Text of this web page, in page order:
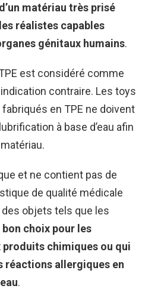
matériau très prisé
réalistes capables
génitaux humains.
est considéré comme
contraire. Les toys
en TPE ne doivent
à base d’eau afin
et ne contient pas de
de qualité médicale
objets tels que les
choix pour les
produits chimiques ou qui
réactions allergiques en
.